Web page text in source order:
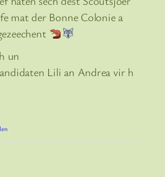
mat der Bonne Colonie a
un
Lili an Andrea vir h